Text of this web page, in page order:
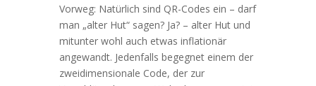
Vorweg: Natürlich sind QR-Codes ein – darf
man „alter Hut“ sagen? Ja? – alter Hut und
mitunter wohl auch etwas inflationär
angewandt. Jedenfalls begegnet einem der
zweidimensionale Code, der zur